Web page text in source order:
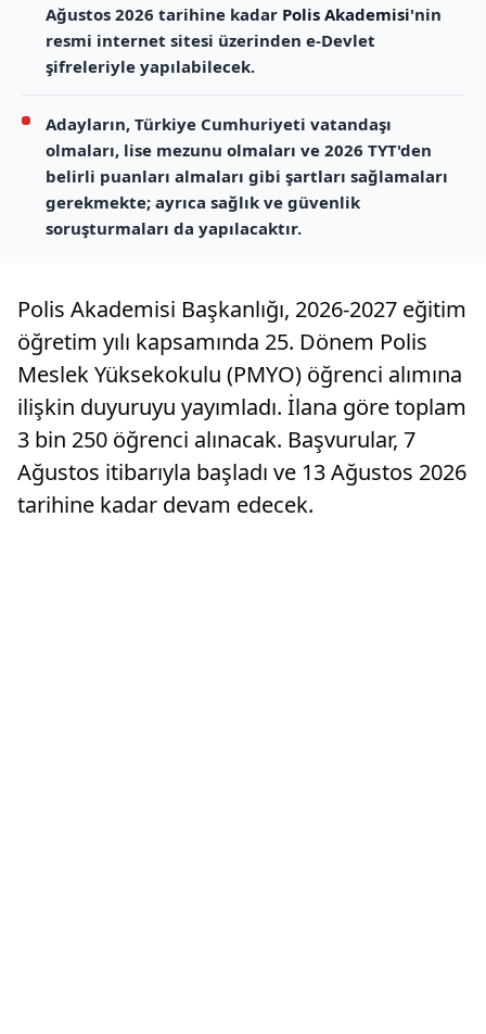
Ağustos 2026 tarihine kadar Polis Akademisi'nin
resmi internet sitesi üzerinden e-Devlet
şifreleriyle yapılabilecek.
Adayların, Türkiye Cumhuriyeti vatandaşı
olmaları, lise mezunu olmaları ve 2026 TYT'den
belirli puanları almaları gibi şartları sağlamaları
gerekmekte; ayrıca sağlık ve güvenlik
soruşturmaları da yapılacaktır.
Polis Akademisi Başkanlığı, 2026-2027 eğitim
öğretim yılı kapsamında 25. Dönem Polis
Meslek Yüksekokulu (PMYO) öğrenci alımına
ilişkin duyuruyu yayımladı. İlana göre toplam
3 bin 250 öğrenci alınacak. Başvurular, 7
Ağustos itibarıyla başladı ve 13 Ağustos 2026
tarihine kadar devam edecek.